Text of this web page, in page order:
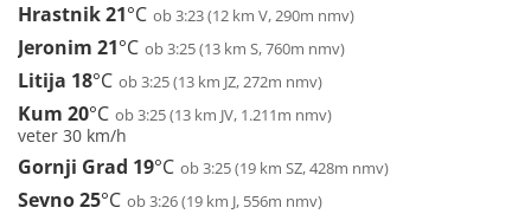
Hrastnik21°C ob 3:23 (12 km V, 290m nmv)
Jeronim 21°C ob 3:25 (13 km S, 760m nmv)
Litija 18°C ob 3:25 (13 km JZ, 272m nmv)
Kum 20°C ob 3:25 (13 km JV, 1.211m nmv)
veter 30 km/h
Gornji Grad 19°C ob 3:25 (19 km SZ, 428m nmv)
Sevno25°C ob 3:26 (19 km J, 556m nmv)